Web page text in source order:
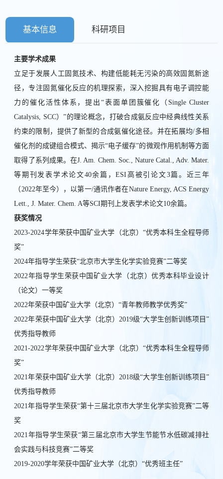
基本信息 科研项目
主要学术成果
立足于发展人工固氮技术、构建低能耗无污染的高效固氮新途
径，专注固氮催化反应的机理探索，深入挖掘具有电子调控能
力的催化活性体系，提出“表面单团簇催化（Single Cluster
Catalysis, SCC）”的理论概念，打破合成氨反应中经典线性关系
约束的限制，提供了新型的合成氨催化途径。并在拓展均/多相
催化剂的成键组合模式、揭示“电子缓存”的微观作用机制等方面
取得了系列成果。在J. Am. Chem. Soc., Nature Catal., Adv. Mater.
等期刊发表学术论文40余篇，ESI高被引论文3篇。近三年
（2022年至今），以第一/通讯作者在Nature Energy, ACS Energy
Lett., J. Mater. Chem. A等SCI期刊上发表学术论文10余篇。
获奖情况
2023-2024学年荣获中国矿业大学（北京）“优秀本科生全程导师
奖”
2024年指导学生荣获“北京市大学生化学实验竞赛”二等奖
2022年指导学生荣获中国矿业大学（北京）优秀本科毕业设计
（论文）一等奖
2022年荣获中国矿业大学（北京）“青年教师教学优秀奖”
2022年荣获中国矿业大学（北京）2019级“大学生创新训练项目”
优秀指导教师
2021-2022学年荣获中国矿业大学（北京）“优秀本科生全程导师
奖”
2021年荣获中国矿业大学（北京）2018级“大学生创新训练项目”
优秀指导教师
2021年指导学生荣获“第十三届北京市大学生化学实验竞赛”二等
奖
2021年指导学生荣获“第三届北京市大学生节能节水低碳减排社
会实践与科技竞赛”二等奖
2019-2020学年荣获中国矿业大学（北京）“优秀班主任”